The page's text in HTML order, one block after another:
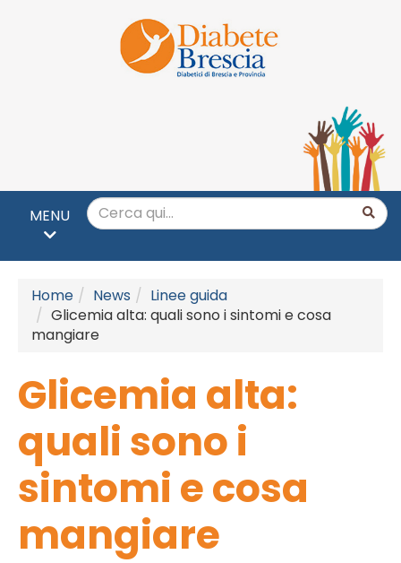
Home News
Linee guida
Glicemia alta: quali sono i sintomi e cosa
mangiare
Glicemia alta:
quali sono i
sintomi e cosa
mangiare